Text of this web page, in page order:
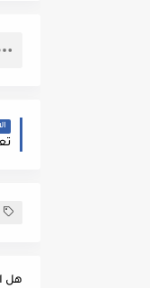
هل